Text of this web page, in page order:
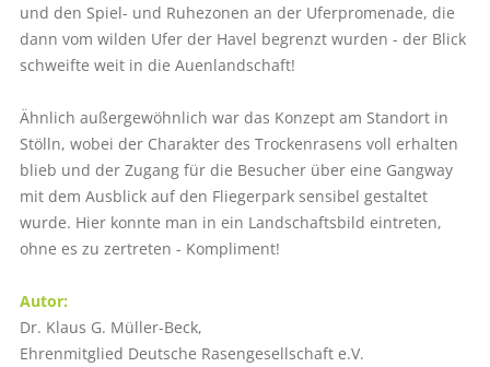
und den Spiel- und Ruhezonen an der Uferpromenade, die
dann vom wilden Ufer der Havel begrenzt wurden - der Blick
schweifte weit in die Auenlandschaft!
Ähnlich außergewöhnlich war das Konzept am Standort in
Stölln, wobei der Charakter des Trockenrasens voll erhalten
blieb und der Zugang für die Besucher über eine Gangway
mit dem Ausblick auf den Fliegerpark sensibel gestaltet
wurde. Hier konnte man in ein Landschaftsbild eintreten,
ohne es zu zertreten - Kompliment!
Autor:
Dr. Klaus G. Müller-Beck,
Ehrenmitglied Deutsche Rasengesellschaft e.V.